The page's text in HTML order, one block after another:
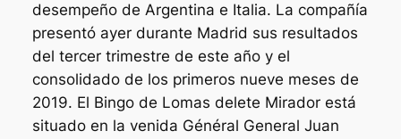
desempeño de Argentina e Italia. La compañía
presentó ayer durante Madrid sus resultados
del tercer trimestre de este año y el
consolidado de los primeros nueve meses de
2019. El Bingo de Lomas delete Mirador está
situado en la venida Général General Juan